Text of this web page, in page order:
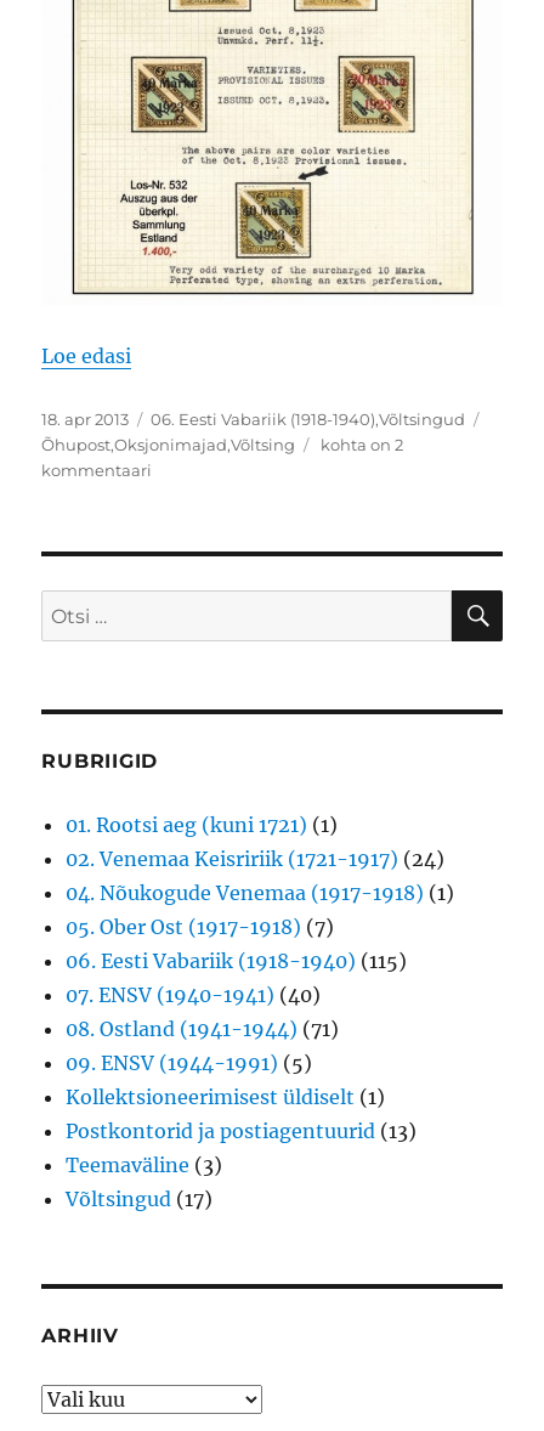
Loe edasi
Postitatud
18. apr 2013 Rubriigid
06. Eesti Vabariik (1918-1940),Võltsingud
Õhupost,Oksjonimajad,Võltsing
Võltsingud
kohta on 2
kommentaari
Otsi:
RUBRIIGID
01. Rootsi aeg (kuni 1721) (1)
02. Venemaa Keisririik (1721-1917) (24)
04. Nõukogude Venemaa (1917-1918) (1)
05. Ober Ost (1917-1918) (7)
06. Eesti Vabariik (1918-1940) (115)
07. ENSV (1940-1941) (40)
08. Ostland (1941-1944) (71)
09. ENSV (1944-1991) (5)
Kollektsioneerimisest üldiselt (1)
Postkontorid ja postiagentuurid (13)
Teemaväline (3)
Võltsingud (17)
ARHIIV
Arhiiv